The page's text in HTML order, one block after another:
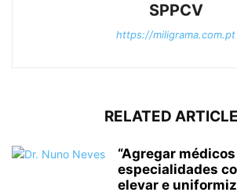
SPPCV
https://miligrama.com.pt
RELATED
“Agregar
especialidades
elevar e